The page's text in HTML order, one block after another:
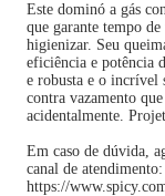
Este dominó a gás
que garante tempo
higienizar. Seu
eficiência e potência
e robusta e o incrível
contra vazamento
acidentalmente.
Em caso de dúvida,
canal de
https://